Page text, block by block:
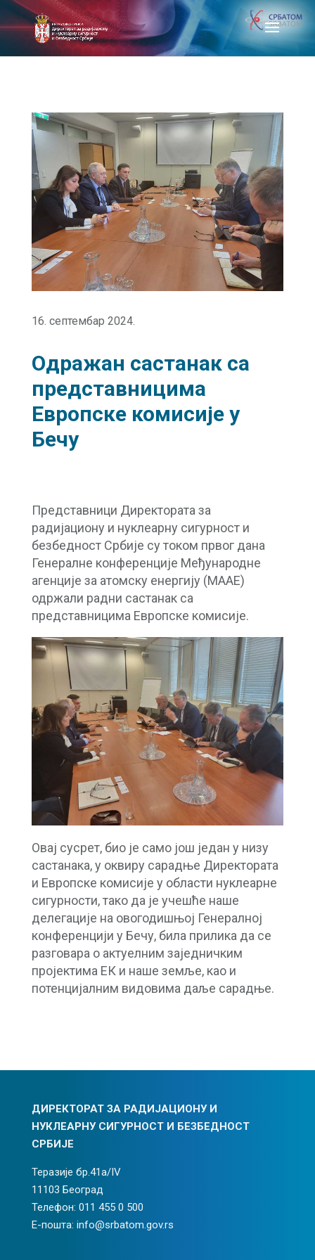
16. септембар 2024.
Одражан састанак са
представницима
Европске комисије у
Бечу
Представници Директората за
радијациону и нуклеарну сигурност и
безбедност Србије су током првог дана
Генералне конференције Међународне
агенције за атомску енергију (МААЕ)
одржали радни састанак са
представницима Европске комисије.
Овај сусрет, био је само још један у низу
састанака, у оквиру сарадње Директората
и Европске комисије у области нуклеарне
сигурности, тако да је учешће наше
делегације на овогодишњој Генералној
конференцији у Бечу, била прилика да се
разговара о актуелним заједничким
пројектима ЕК и наше земље, као и
потенцијалним видовима даље сарадње.
ДИРЕКТОРАТ ЗА РАДИЈАЦИОНУ И
НУКЛЕАРНУ СИГУРНОСТ И БЕЗБЕДНОСТ
СРБИЈЕ
Теразије бр.41а/IV
11103 Београд
Телефон: 011 455 0 500
Е-пошта: info@srbatom.gov.rs